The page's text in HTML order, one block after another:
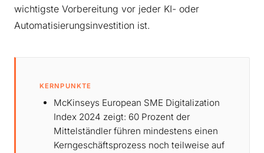
wichtigste Vorbereitung vor jeder KI- oder
Automatisierungsinvestition ist.
KERNPUNKTE
McKinseys European SME Digitalization
Index 2024 zeigt: 60 Prozent der
Mittelständler führen mindestens einen
Kerngeschäftsprozess noch teilweise auf